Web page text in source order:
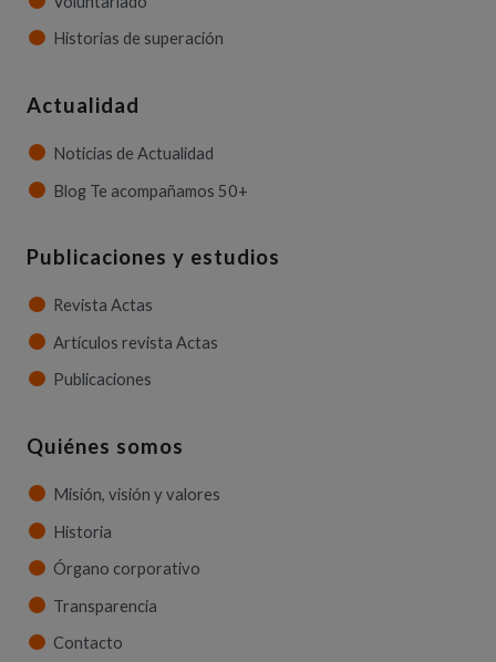
Historias de superación
Actualidad
Noticias de Actualidad
Blog Te acompañamos 50+
Publicaciones y estudios
Revista Actas
Artículos revista Actas
Publicaciones
Quiénes somos
Misión, visión y valores
Historia
Órgano corporativo
Transparencia
Contacto